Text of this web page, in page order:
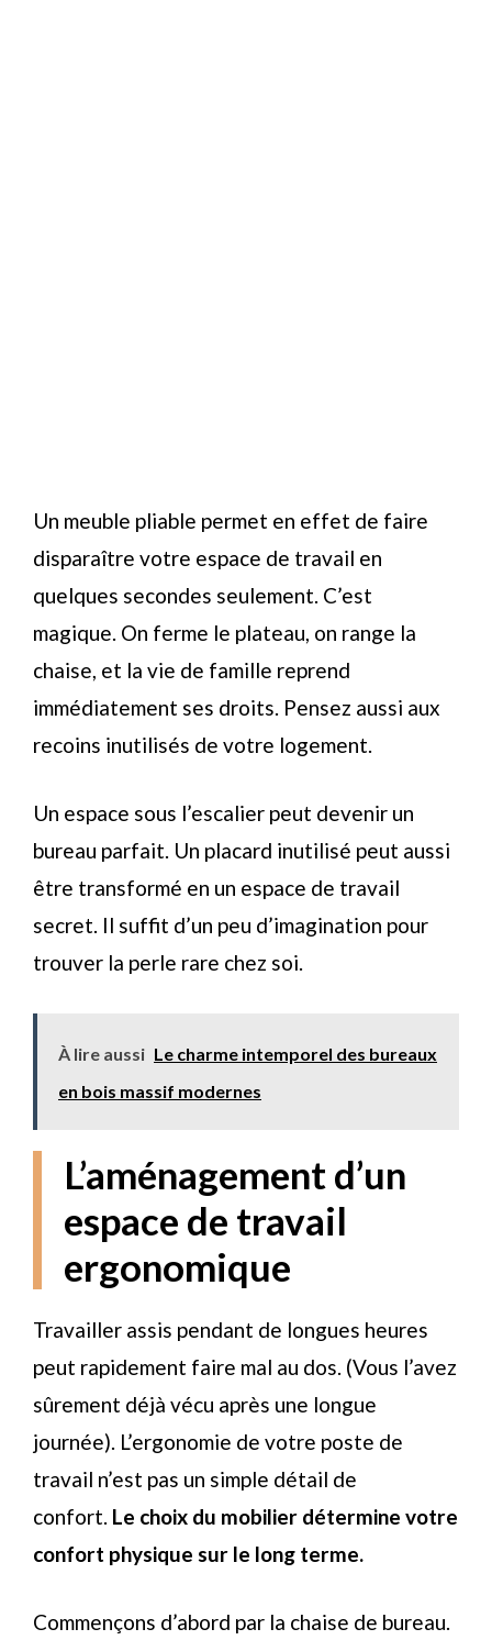
Un meuble pliable permet en effet de faire
disparaître votre espace de travail en
quelques secondes seulement. C’est
magique. On ferme le plateau, on range la
chaise, et la vie de famille reprend
immédiatement ses droits. Pensez aussi aux
recoins inutilisés de votre logement.
Un espace sous l’escalier peut devenir un
bureau parfait. Un placard inutilisé peut aussi
être transformé en un espace de travail
secret. Il suffit d’un peu d’imagination pour
trouver la perle rare chez soi.
À lire aussi Le charme intemporel des bureaux
en bois massif modernes
L’aménagement d’un
espace de travail
ergonomique
Travailler assis pendant de longues heures
peut rapidement faire mal au dos. (Vous l’avez
sûrement déjà vécu après une longue
journée). L’ergonomie de votre poste de
travail n’est pas un simple détail de
confort. Le choix du mobilier détermine votre
confort physique sur le long terme.
Commençons d’abord par la chaise de bureau.